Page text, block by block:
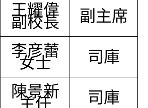
王耀偉
副校長 副主席
李彦蕾
女士 司庫
陳景新
主任 司庫